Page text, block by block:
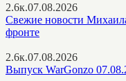
2.6к.07.08.2026
Свежие новости
фронте
2.6к.07.08.2026
Выпуск WarGonzo